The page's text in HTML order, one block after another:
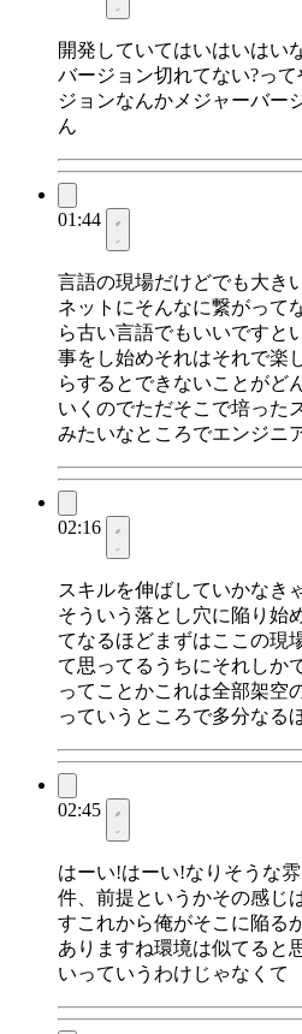
開発していてはいはいはい
バージョン切れてない?っ
ジョンなんかメジャーバー
ん
01:44
言語の現場だけどでも大き
ネットにそんなに繋がって
ら古い言語でもいいですと
事をし始めそれはそれで楽
らするとできないことがど
いくのでただそこで培った
みたいなところでエンジニ
02:16
スキルを伸ばしていかなき
そういう落とし穴に陥り始
てなるほどまずはここの現
て思ってるうちにそれしか
ってことかこれは全部架空
っていうところで多分なる
02:45
はーい!はーい!なりそうな
件、前提というかその感じ
すこれから俺がそこに陥る
ありますね環境は似てると
いっていうわけじゃなくて